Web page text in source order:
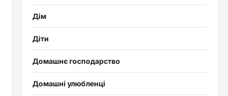
Дім
Діти
Домашнє господарство
Домашні улюбленці